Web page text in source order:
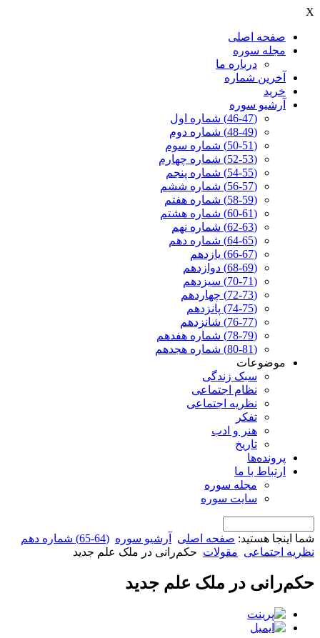
X
صفحه اصلی
مجله سوره
درباره ما
آخرين شماره
خرید
آرشیو سوره
(46-47) شماره اول
(48-49) شماره دوم
(50-51) شماره سوم
(52-53) شماره چهارم
(54-55) شماره پنجم
(56-57) شماره ششم
(58-59) شماره هفتم
(60-61) شماره هشتم
(62-63) شماره نهم
(64-65) شماره دهم
(66-67) یازدهم
(68-69) دوازدهم
(70-71) سیزدهم
(72-73) چهاردهم
(74-75) پانزدهم
(76-77) شانزدهم
(78-79) شماره هفدهم
(80-81) شماره هجدهم
موضوعات
سبک زندگی
نظام اجتماعی
نظریه اجتماعی
تفکر
هنر و ادب
تاریخ
پرونده‌ها
ارتباط با ما
مجله سوره
سایت سوره
شما اینجا هستید: صفحه اصلی آرشیو سوره (64-65) شماره دهم
نظریه اجتماعی مقولات حکم‌رانی در ملک علم جدید
حکم‌رانی در ملک علم جدید